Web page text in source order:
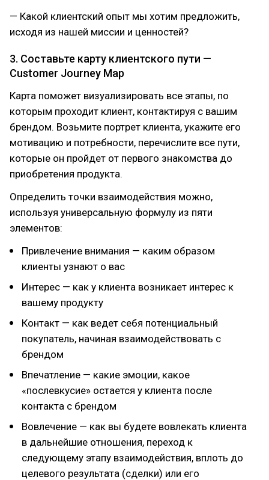
— Какой клиентский опыт мы хотим предложить,
исходя из нашей миссии и ценностей?
3. Составьте карту клиентского пути —
Customer Journey Map
Карта поможет визуализировать все этапы, по
которым проходит клиент, контактируя с вашим
брендом. Возьмите портрет клиента, укажите его
мотивацию и потребности, перечислите все пути,
которые он пройдет от первого знакомства до
приобретения продукта.
Определить точки взаимодействия можно,
используя универсальную формулу из пяти
элементов:
Привлечение внимания — каким образом
клиенты узнают о вас
Интерес — как у клиента возникает интерес к
вашему продукту
Контакт — как ведет себя потенциальный
покупатель, начиная взаимодействовать с
брендом
Впечатление — какие эмоции, какое
«послевкусие» остается у клиента после
контакта с брендом
Вовлечение — как вы будете вовлекать клиента
в дальнейшие отношения, переход к
следующему этапу взаимодействия, вплоть до
целевого результата (сделки) или его